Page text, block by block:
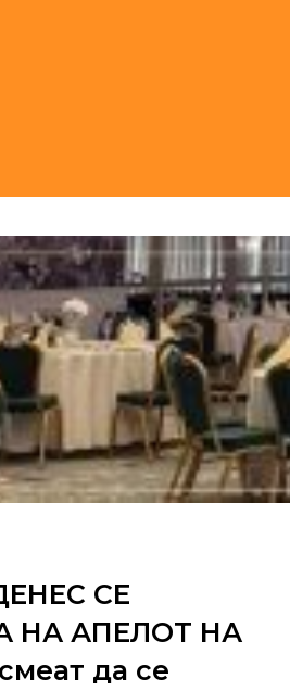
СЕ
НА АПЕЛОТ НА
да се